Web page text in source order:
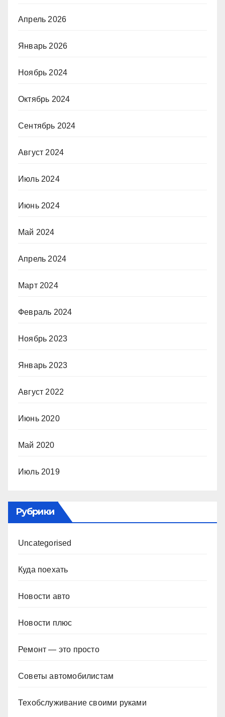
Апрель 2026
Январь 2026
Ноябрь 2024
Октябрь 2024
Сентябрь 2024
Август 2024
Июль 2024
Июнь 2024
Май 2024
Апрель 2024
Март 2024
Февраль 2024
Ноябрь 2023
Январь 2023
Август 2022
Июнь 2020
Май 2020
Июль 2019
Рубрики
Uncategorised
Куда поехать
Новости авто
Новости плюс
Ремонт — это просто
Советы автомобилистам
Техобслуживание своими руками